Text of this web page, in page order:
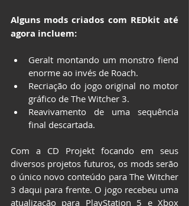
Alguns mods criados com REDkit até
agora incluem:
Geralt montando um monstro fiend
enorme ao invés de Roach.
Recriação do jogo original no motor
gráfico de The Witcher 3.
Reavivamento de uma sequência
final descartada.
Com a CD Projekt focando em seus
diversos projetos futuros, os mods serão
o único novo conteúdo para The Witcher
3 daqui para frente. O jogo recebeu uma
atualização para PlayStation 5 e Xbox